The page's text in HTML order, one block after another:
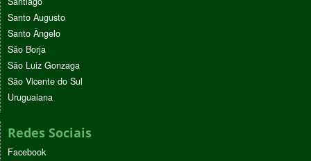
Santo Augusto
Santo Ângelo
São Borja
São Luiz Gonzaga
São Vicente do Sul
Uruguaiana
Redes Sociais
Facebook